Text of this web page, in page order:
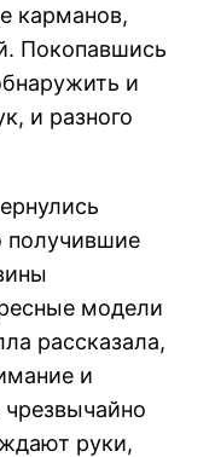
карманов,
Покопавшись
и
и разного
получившие
модели
рассказала,
и
руки,